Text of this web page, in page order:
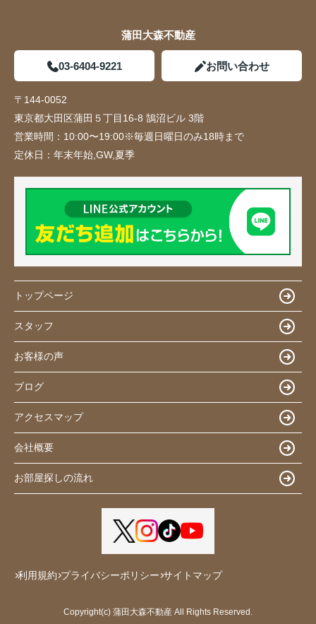
蒲田大森不動産
03-6404-9221 お問い合わせ
〒144-0052
東京都大田区蒲田５丁目16-8 鵠沼ビル 3階
営業時間： 10:00〜19:00※毎週日曜日のみ18時まで
定休日： 年末年始,GW,夏季
トップページ
スタッフ
お客様の声
ブログ
アクセスマップ
会社概要
お部屋探しの流れ
利用規約 プライバシーポリシー サイトマップ
Copyright(c) 蒲田大森不動産 All Rights Reserved.